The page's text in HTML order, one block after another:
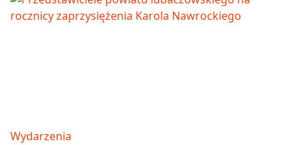
Wydarzenia